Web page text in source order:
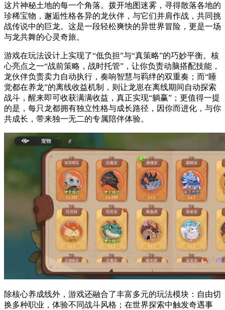
这片神秘土地的每一个角落。拨开地图迷雾，寻得散落各地的
珍稀宝物，邂逅性格各异的龙伙伴，与它们并肩作战，共同挑
战传说中的巨龙。这是一段轻松爽快的异世界冒险，更是一场
与龙共舞的心灵奇旅。
游戏在玩法设计上实现了“低负担”与“真策略”的巧妙平衡。核
心亮点之一“战前策略，战时托管”，让你负责动脑搭配技能，
龙伙伴负责卖力自动执行，奏响智慧与羁绊的双重奏；而“睡
觉都在养龙”的离线收益机制，则让龙崽在离线期间自动探索
战斗，醒来即可收获满满收益，真正实现“躺赢”；更值得一提
的是，每只龙都拥有独立性格与成长路径，因你而进化，与你
共成长，带来独一无二的专属陪伴体验。
除核心养成线外，游戏还融合了丰富多元的玩法模块：自由切
换多种职业，体验不同战斗风格；在世界探索中触发奇遇事